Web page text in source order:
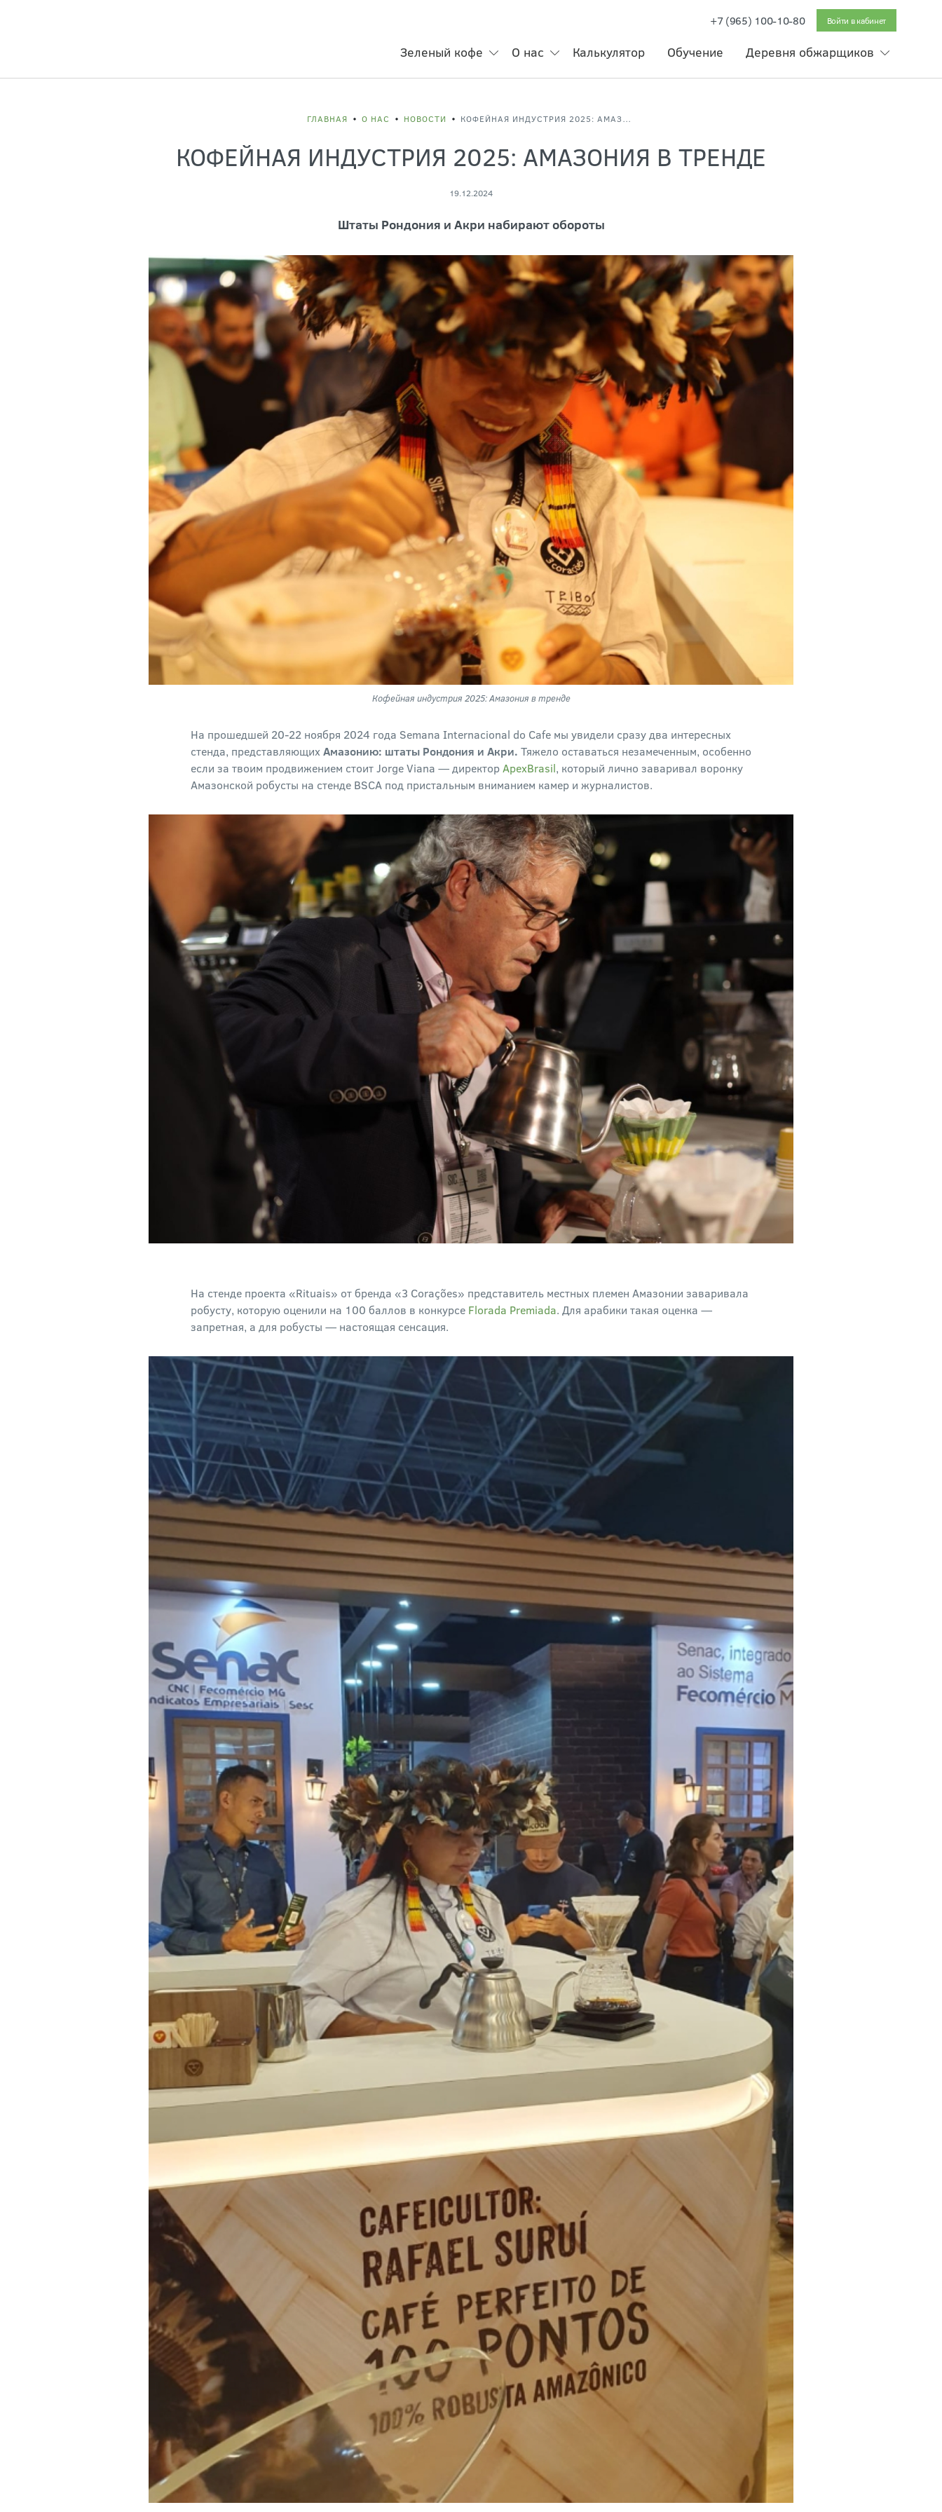
+7 (965) 100-10-80 Войти в кабинет
Зеленый кофе О нас Калькулятор Обучение Деревня обжарщиков
ГЛАВНАЯ О НАС НОВОСТИ КОФЕЙНАЯ ИНДУСТРИЯ 2025: АМАЗОНИЯ В ТРЕНДЕ
КОФЕЙНАЯ ИНДУСТРИЯ 2025: АМАЗОНИЯ В ТРЕНДЕ
19.12.2024
Штаты Рондония и Акри набирают обороты
Кофейная индустрия 2025: Амазония в тренде
На прошедшей 20-22 ноября 2024 года Semana Internacional do Cafe мы увидели сразу два интересных
стенда, представляющихАмазонию: штаты Рондония и Акри. Тяжело оставаться незамеченным, особенно
если за твоим продвижением стоит Jorge Viana — директор ApexBrasil, который лично заваривал воронку
Амазонской робусты на стенде BSCA под пристальным вниманием камер и журналистов.
На стенде проекта «Rituais» от бренда «3 Corações» представитель местных племен Амазонии заваривала
робусту, которую оценили на 100 баллов в конкурсе Floradа Premiada. Для арабики такая оценка —
запретная, а для робусты — настоящая сенсация.